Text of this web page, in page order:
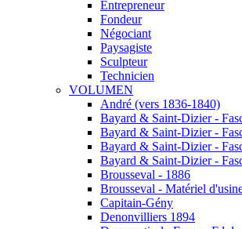
Entrepreneur
Fondeur
Négociant
Paysagiste
Sculpteur
Technicien
VOLUMEN
André (vers 1836-1840)
Bayard & Saint-Dizier -
Bayard & Saint-Dizier -
Bayard & Saint-Dizier -
Bayard & Saint-Dizier -
Brousseval - 1886
Brousseval - Matériel
Capitain-Gény
Denonvilliers 1894